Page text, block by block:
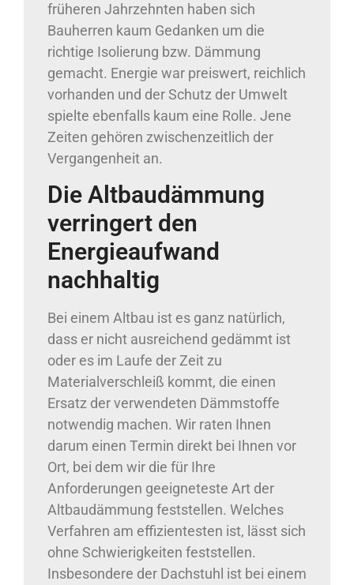
früheren Jahrzehnten haben sich
Bauherren kaum Gedanken um die
richtige Isolierung bzw. Dämmung
gemacht. Energie war preiswert, reichlich
vorhanden und der Schutz der Umwelt
spielte ebenfalls kaum eine Rolle. Jene
Zeiten gehören zwischenzeitlich der
Vergangenheit an.
Die Altbaudämmung
verringert den
Energieaufwand
nachhaltig
Bei einem Altbau ist es ganz natürlich,
dass er nicht ausreichend gedämmt ist
oder es im Laufe der Zeit zu
Materialverschleiß kommt, die einen
Ersatz der verwendeten Dämmstoffe
notwendig machen. Wir raten Ihnen
darum einen Termin direkt bei Ihnen vor
Ort, bei dem wir die für Ihre
Anforderungen geeigneteste Art der
Altbaudämmung feststellen. Welches
Verfahren am effizientesten ist, lässt sich
ohne Schwierigkeiten feststellen.
Insbesondere der Dachstuhl ist bei einem